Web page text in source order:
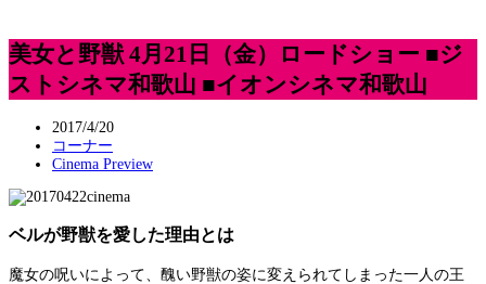
美女と野獣 4月21日（金）ロードショー ■ジ
ストシネマ和歌山 ■イオンシネマ和歌山
2017/4/20
コーナー
Cinema Preview
ベルが野獣を愛した理由とは
魔女の呪いによって、醜い野獣の姿に変えられてしまった一人の王